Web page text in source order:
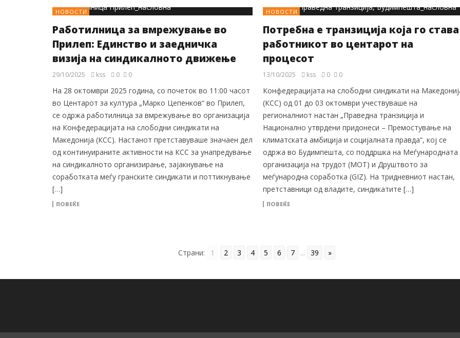
НОВОСТИ
Работилница за вмрежување во
Прилеп: Единство и заедничка
визија на синдикалното движење
29/10/2025 kss 0 0
На 28 октомври 2025 година, со почеток во 11:00 часот
во Центарот за култура „Марко Цепенков“ во Прилеп,
се одржа работилница за вмрежување во организација
на Конфедерацијата на слободни синдикати на
Македонија (КСС). Настанот претставуваше значаен дел
од континуираните активности на КСС за унапредување
на синдикалното организирање, зајакнување на
соработката меѓу гранските синдикати и поттикнување
[…]
ПОВЕЌЕ
НОВОСТИ
Потребна е транзиција која го става
работникот во центарот на
процесот
13/10/2025 kss 0 0
Конфедерацијата на слободни синдикати на
(КСС) од 01 до 03 октомври учествуваше на
регионалниот настан „Праведна транзиција и
Национално утврдени придонеси – Премостување на
климатската амбиција и социјалната правда“, кој се
одржа во Будимпешта, со поддршка на Меѓународната
организација на трудот (МОТ) и Друштвото за
меѓународна соработка (GIZ). На тридневниот настан,
претставници од владите, синдикатите […]
ПОВЕЌЕ
Страни: 1 2 3 4 5 6 7 ... 39 »